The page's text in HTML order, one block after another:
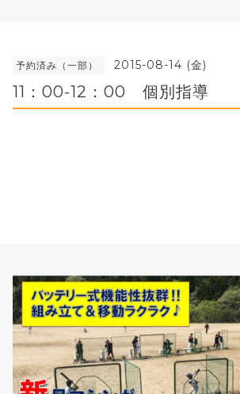
予約済み（一部） 2015-08-14 (金)
11：00-12：00 個別指導